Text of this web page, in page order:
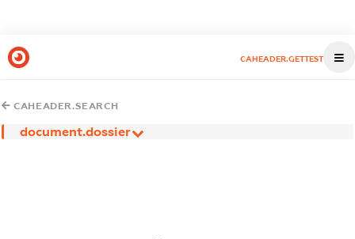
CAHEADER.GETTEST
CAHEADER.SEARCH
document.dossier